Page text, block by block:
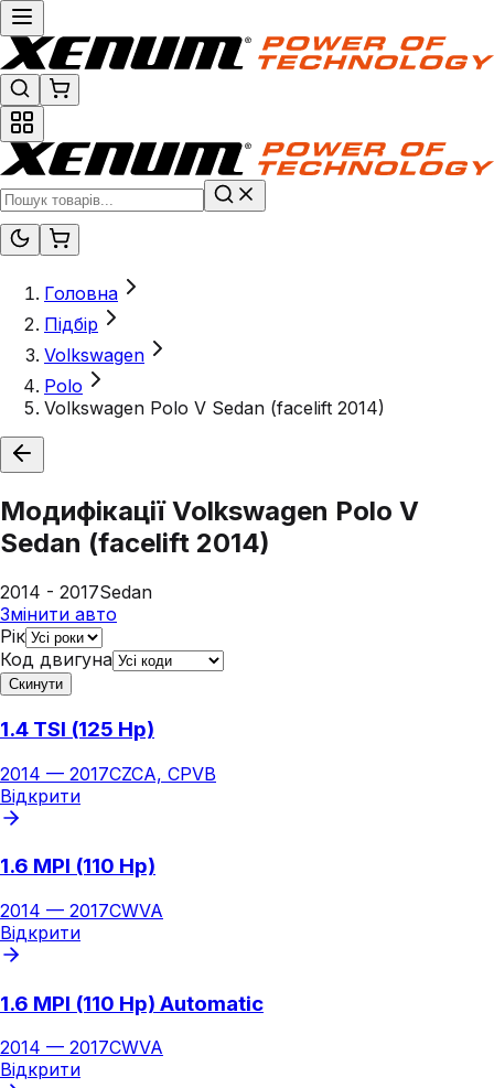
Головна
Підбір
Volkswagen
Polo
Volkswagen Polo V Sedan (facelift 2014)
МодифікаціїVolkswagen Polo V
Sedan (facelift 2014)
2014 - 2017Sedan
Змінити авто
Рік
Код двигуна
Скинути
1.4 TSI (125 Hp)
2014 — 2017CZCA, CPVB
Відкрити
1.6 MPI (110 Hp)
2014 — 2017CWVA
Відкрити
1.6 MPI (110 Hp) Automatic
2014 — 2017CWVA
Відкрити